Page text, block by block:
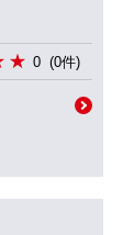
0 (0件)